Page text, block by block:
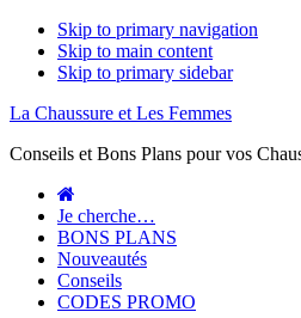
Skip to primary navigation
Skip to main content
Skip to primary sidebar
La Chaussure et Les Femmes
Conseils et Bons Plans pour vos
Je cherche…
BONS PLANS
Nouveautés
Conseils
CODES PROMO